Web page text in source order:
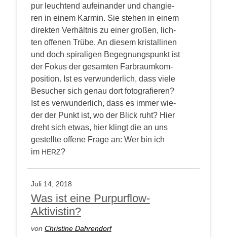
pur leuch­tend auf­ein­an­der und chan­gie­
ren in einem Kar­min. Sie ste­hen in einem
direk­ten Ver­hält­nis zu einer gro­ßen, lich­
ten offe­nen Trü­be. An die­sem kris­tal­li­nen
und doch spi­ra­li­gen Begeg­nungs­punkt ist
der Fokus der gesam­ten Farb­raum­kom­
po­si­ti­on. Ist es ver­wun­der­lich, dass vie­le
Besu­cher sich genau dort foto­gra­fie­ren?
Ist es ver­wun­der­lich, dass es immer wie­
der der Punkt ist, wo der Blick ruht? Hier
dreht sich etwas, hier klingt die an uns
gestell­te offe­ne Fra­ge an: Wer bin ich
im HERZ?
Juli 14, 2018
Was ist eine Purpurflow-
Aktivistin?
von Chris­ti­ne Dahrendorf